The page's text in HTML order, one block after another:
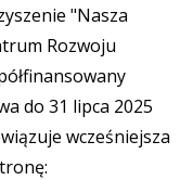
"Nasza
Rozwoju
do 31 lipca 2025
wcześniejsza